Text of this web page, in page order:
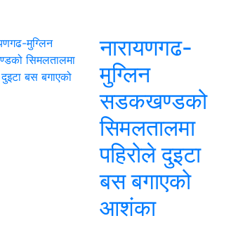
नारायणगढ-
मुग्लिन
सडकखण्डको
सिमलतालमा
पहिरोले दुइटा
बस बगाएको
आशंका